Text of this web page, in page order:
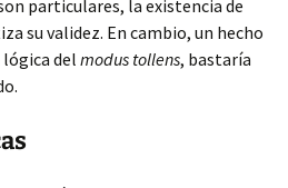
particulares, la existencia de
su validez. En cambio, un hecho
del modus tollens, bastaría